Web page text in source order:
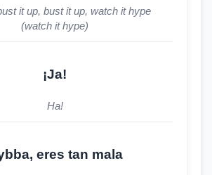
it up, bust it up, watch it hype
(watch it hype)
¡Ja!
Ha!
eres tan mala